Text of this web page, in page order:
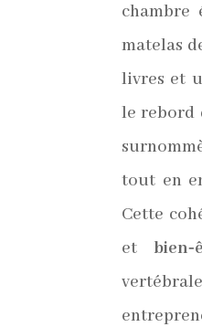
chambre
matelas
livres et
le rebord
tout en
Cette
et